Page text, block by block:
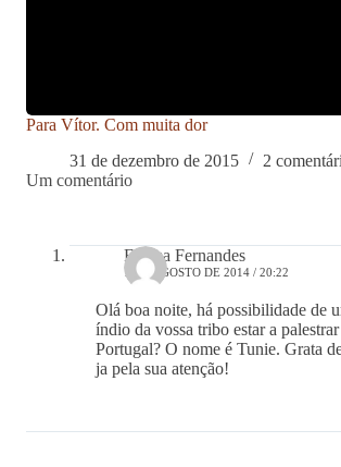
Para Vítor. Com muita dor
31 de dezembro de 2015
2
Um comentário
Fátima Fernandes
1 DE AGOSTO DE 2014 / 20:22
Olá boa noite, há possibilidade de
índio da vossa tribo estar a
Portugal? O nome é Tunie. Grata
ja pela sua atenção!